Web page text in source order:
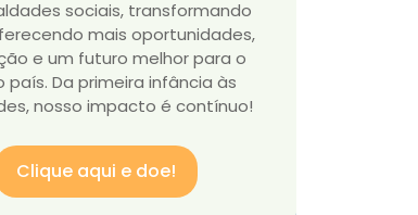
sociais, transformando
mais oportunidades,
e um futuro melhor para o
país. Da primeira infância às
nosso impacto é contínuo!
Clique aqui e doe!